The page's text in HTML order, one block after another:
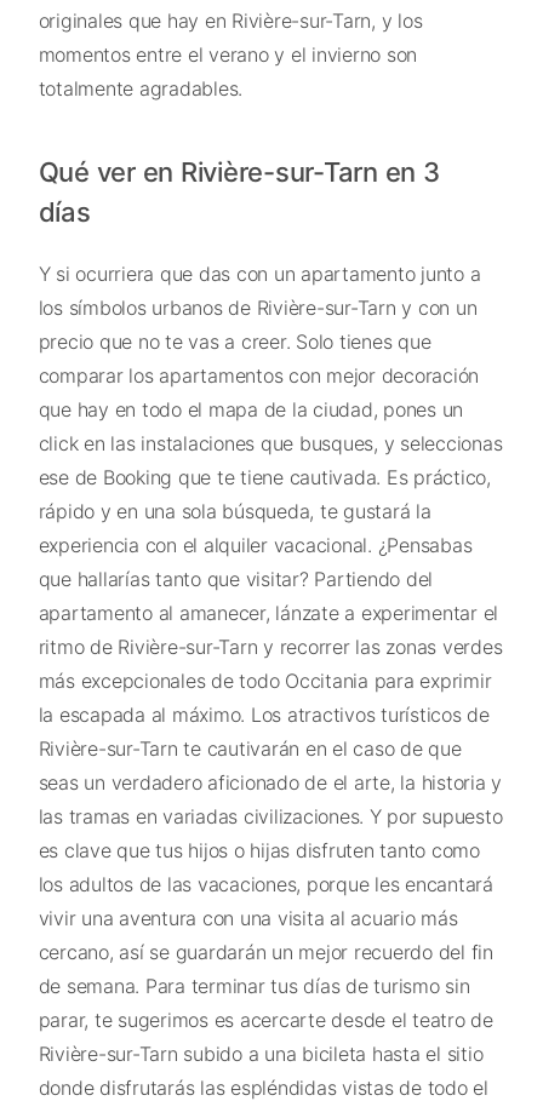
originales que hay en Rivière-sur-Tarn, y los
momentos entre el verano y el invierno son
totalmente agradables.
Qué ver en Rivière-sur-Tarn en 3
días
Y si ocurriera que das con un apartamento junto a
los símbolos urbanos de Rivière-sur-Tarn y con un
precio que no te vas a creer. Solo tienes que
comparar los apartamentos con mejor decoración
que hay en todo el mapa de la ciudad, pones un
click en las instalaciones que busques, y seleccionas
ese de Booking que te tiene cautivada. Es práctico,
rápido y en una sola búsqueda, te gustará la
experiencia con el alquiler vacacional. ¿Pensabas
que hallarías tanto que visitar? Partiendo del
apartamento al amanecer, lánzate a experimentar el
ritmo de Rivière-sur-Tarn y recorrer las zonas verdes
más excepcionales de todo Occitania para exprimir
la escapada al máximo. Los atractivos turísticos de
Rivière-sur-Tarn te cautivarán en el caso de que
seas un verdadero aficionado de el arte, la historia y
las tramas en variadas civilizaciones. Y por supuesto
es clave que tus hijos o hijas disfruten tanto como
los adultos de las vacaciones, porque les encantará
vivir una aventura con una visita al acuario más
cercano, así se guardarán un mejor recuerdo del fin
de semana. Para terminar tus días de turismo sin
parar, te sugerimos es acercarte desde el teatro de
Rivière-sur-Tarn subido a una bicileta hasta el sitio
donde disfrutarás las espléndidas vistas de todo el